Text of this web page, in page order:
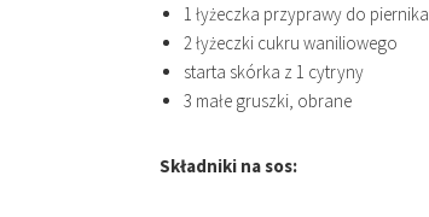
1 łyżeczka przyprawy do piernika
2 łyżeczki cukru waniliowego
starta skórka z 1 cytryny
3 małe gruszki, obrane
Składniki na sos: